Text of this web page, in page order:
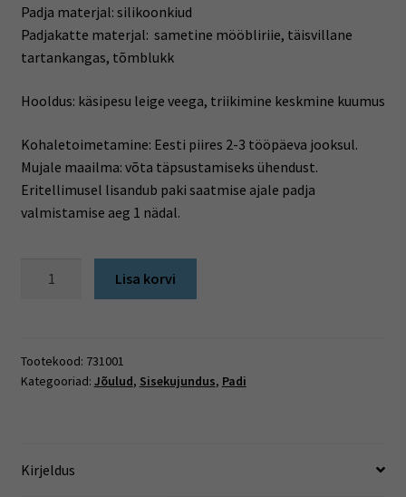
Padja materjal: silikoonkiud
Padjakatte materjal: sametine mööbliriie, täisvillane
tartankangas, tõmblukk
Hooldus: käsipesu leige veega, triikimine keskmine kuumus
Kohaletoimetamine: Eesti piires 2-3 tööpäeva jooksul.
Mujale maailma: võta täpsustamiseks ühendust.
Eritellimusel lisandub paki saatmise ajale padja
valmistamise aeg 1 nädal.
Lisa korvi
Tootekood: 731001
Kategooriad: Jõulud, Sisekujundus, Padi
Kirjeldus